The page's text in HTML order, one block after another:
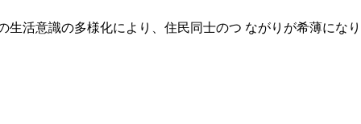
生活意識の多様化により、住民同士のつ ながりが希薄にな